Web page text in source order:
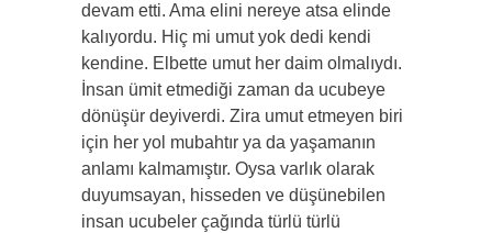
devam etti. Ama elini nereye atsa elinde
kalıyordu. Hiç mi umut yok dedi kendi
kendine. Elbette umut her daim olmalıydı.
İnsan ümit etmediği zaman da ucubeye
dönüşür deyiverdi. Zira umut etmeyen biri
için her yol mubahtır ya da yaşamanın
anlamı kalmamıştır. Oysa varlık olarak
duyumsayan, hisseden ve düşünebilen
insan ucubeler çağında türlü türlü